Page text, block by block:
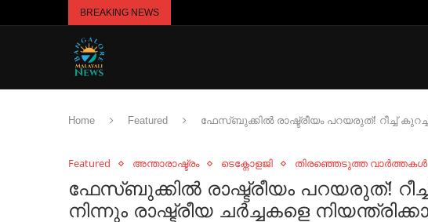
BREAKING NEWS
Home Featured ഫേസ്ബുക്കിൽ രാഷ്ട്രീയം പറയരുത്! റീച്ച്
Featured അന്താരാഷ്ട്രം ടെക്നോളജി തിരഞ്ഞെടുത്ത വാർത്തകൾ
ഫേസ്ബുക്കിൽ രാഷ്ട്രീയം പറയരുത്!
നിന്നും രാഷ്ട്രീയ ചർച്ചകളെ